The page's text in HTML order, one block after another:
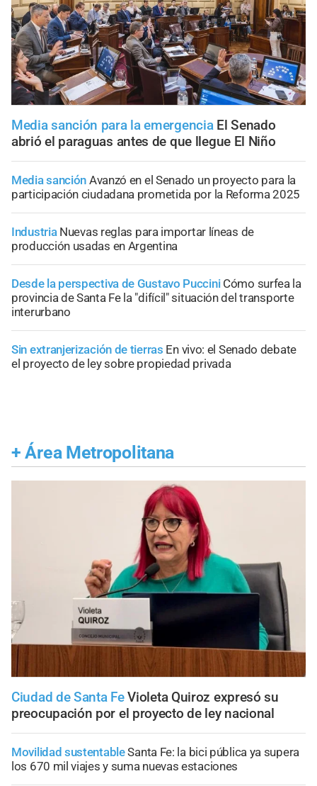
Media sanción para la emergencia El Senado
abrió el paraguas antes de que llegue El Niño
Media sanción Avanzó en el Senado un proyecto para la
participación ciudadana prometida por la Reforma 2025
Industria Nuevas reglas para importar líneas de
producción usadas en Argentina
Desde la perspectiva de Gustavo Puccini Cómo surfea la
provincia de Santa Fe la "difícil" situación del transporte
interurbano
Sin extranjerización de tierras En vivo: el Senado debate
el proyecto de ley sobre propiedad privada
+ Área Metropolitana
Ciudad de Santa Fe Violeta Quiroz expresó su
preocupación por el proyecto de ley nacional
Movilidad sustentableSanta Fe: la bici pública ya supera
los 670 mil viajes y suma nuevas estaciones